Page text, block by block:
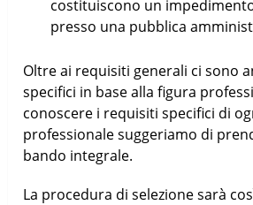
costituiscono un
presso una pubblica
Oltre ai requisiti generali ci sono
specifici in base alla figura
conoscere i requisiti specifici di
professionale suggeriamo di
bando integrale.
La procedura di selezione sarà